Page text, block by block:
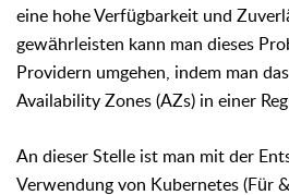
eine hohe Verfügbarkeit und
gewährleisten kann man dieses
Providern umgehen, indem man
Availability Zones (AZs) in einer
An dieser Stelle ist man mit der
Verwendung von Kubernetes (Für